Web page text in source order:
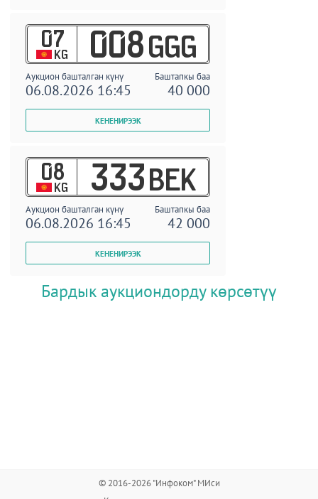
07
KG 008 GGG
Аукцион башталган күнү Баштапкы баа
06.08.2026 16:45 40 000
08
KG 333 BEK
Аукцион башталган күнү Баштапкы баа
06.08.2026 16:45 42 000
Бардык аукциондорду көрсөтүү
© 2016-2026 "Инфоком" МИси